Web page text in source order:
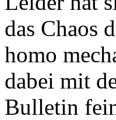
das Chaos
homo
dabei mit
Bulletin